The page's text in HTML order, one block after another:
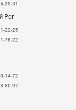
35-51
Рог
22-25
78-22
14-72
80-97